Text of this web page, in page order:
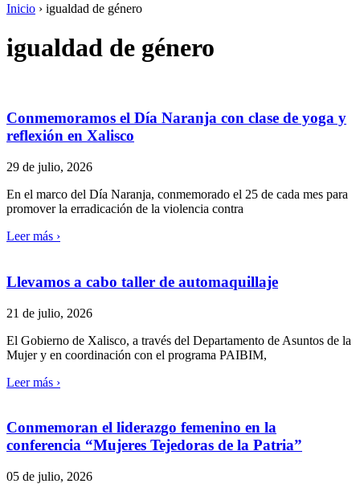
Inicio › igualdad de género
igualdad de género
Conmemoramos el Día Naranja con clase de yoga y
reflexión en Xalisco
29 de julio, 2026
En el marco del Día Naranja, conmemorado el 25 de cada mes para
promover la erradicación de la violencia contra
Leer más ›
Llevamos a cabo taller de automaquillaje
21 de julio, 2026
El Gobierno de Xalisco, a través del Departamento de Asuntos de la
Mujer y en coordinación con el programa PAIBIM,
Leer más ›
Conmemoran el liderazgo femenino en la
conferencia “Mujeres Tejedoras de la Patria”
05 de julio, 2026